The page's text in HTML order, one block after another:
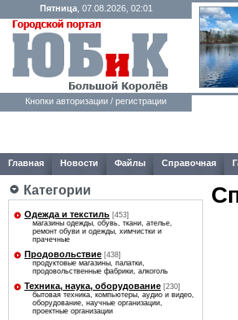
Пятница, 07.08.2026, 02:01
Кнопки авторизации / регистрации
Главная Новости Файлы Справочная
Категории
Одежда и текстиль [453]
магазины одежды, обувь, ткани, ателье,
ремонт обуви и одежды, химчистки и
прачечные
Продовольствие [438]
продуктовые магазины, палатки,
продовольственные фабрики, алкоголь
Техника, наука, оборудование [230]
бытовая техника, компьютеры, аудио и видео,
оборудование, научные организации,
проектные организации